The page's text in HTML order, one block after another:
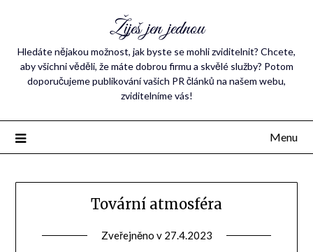
Žiješ jen jednou
Hledáte nějakou možnost, jak byste se mohli zviditelnit? Chcete,
aby všichni věděli, že máte dobrou firmu a skvělé služby? Potom
doporučujeme publikování vašich PR článků na našem webu,
zviditelníme vás!
Menu
Tovární atmosféra
Zveřejněno v 27.4.2023